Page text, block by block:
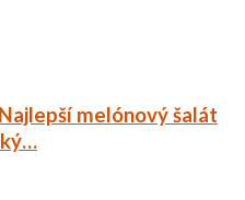
melónový šalát